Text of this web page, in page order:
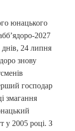
юнацького
2027
днів, 24 липня
знову
господар
змагання
у 2005 році. З